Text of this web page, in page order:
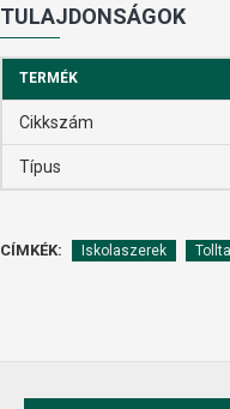
TULAJDONSÁGOK
TERMÉK
Cikkszám
Típus
CÍMKÉK: Iskolaszerek